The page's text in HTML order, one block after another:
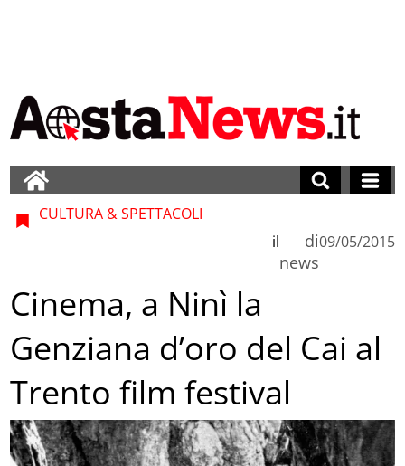
CULTURA & SPETTACOLI
di
news
il 09/05/2015
Cinema, a Ninì la
Genziana d’oro del Cai al
Trento film festival